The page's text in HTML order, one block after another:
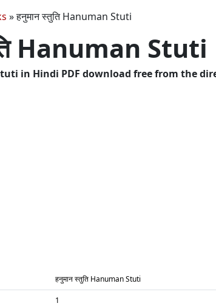
»हनुमान स्तुति Hanuman Stuti
Hanuman
Stuti in Hindi PDF download free from the
हनुमान स्तुति Hanuman Stuti
1